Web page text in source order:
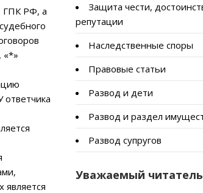
ГПК РФ, а
«*»
является
Защита чести,
репутации
Наследственные споры
Правовые статьи
Развод и дети
Развод и раздел
Развод супругов
Уважаемый читатель